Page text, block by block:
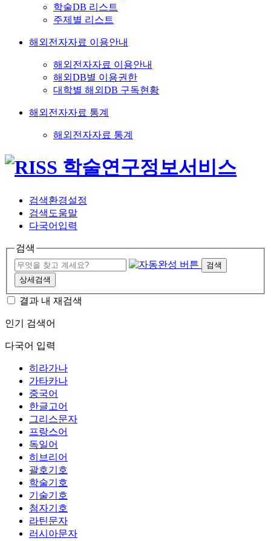
학술DB 리스트
주제별 리스트
해외전자자료 이용안내
해외전자자료 이용안내
해외DB별 이용권한
대학별 해외DB 구독현황
해외전자자료 통계
해외전자자료 통계
검색환경설정
검색도움말
다국어입력
검색
검색
상세검색
결과 내 재검색
인기 검색어
다국어 입력
히라가나
가타카나
중국어
한글고어
그리스문자
프랑스어
독일어
히브리어
괄호기호
학술기호
기술기호
첨자기호
라틴문자
러시아문자